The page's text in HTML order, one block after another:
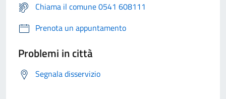
Chiama il comune 0541 608111
Prenota un appuntamento
Problemi in città
Segnala disservizio